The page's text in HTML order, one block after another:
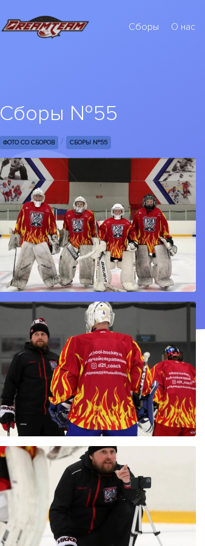
Сборы О нас
Сборы №55
ФОТО СО СБОРОВ / СБОРЫ №55